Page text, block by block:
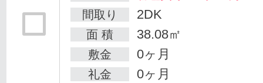
間取り
2DK
面 積 38.08㎡
敷金 0ヶ月
礼金 0ヶ月